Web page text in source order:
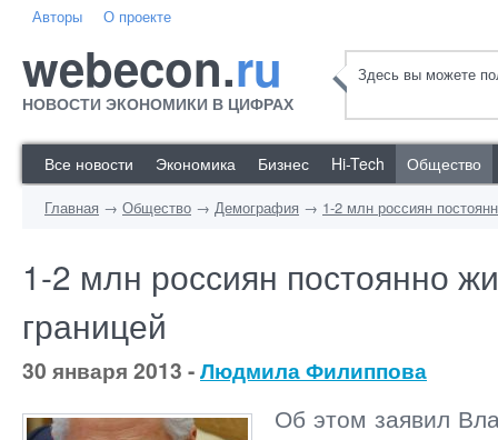
Авторы О проекте
webecon.ru
НОВОСТИ ЭКОНОМИКИ В ЦИФРАХ
Здесь вы можете
Все новости Экономика Бизнес Hi-Tech Общество
Главная → Общество → Демография → 1-2 млн россиян
1-2 млн россиян постоянно
границей
30 января 2013 -Людмила Филиппова
Об этом заявил